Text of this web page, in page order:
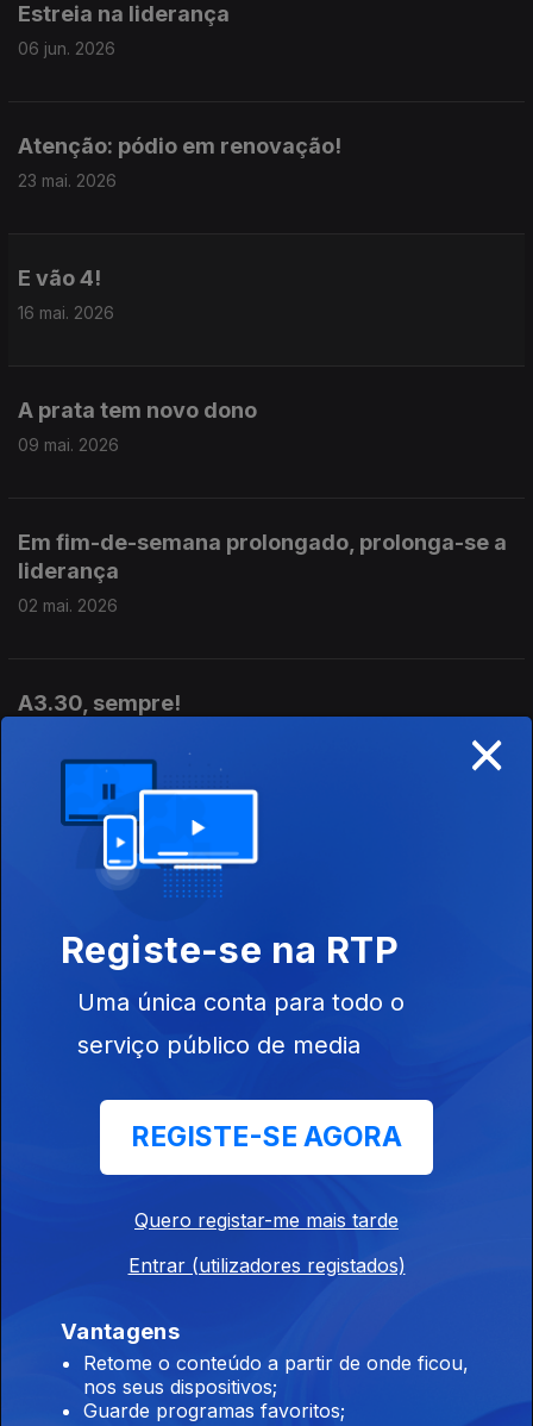
Estreia na liderança
06 jun. 2026
Atenção: pódio em renovação!
23 mai. 2026
E vão 4!
16 mai. 2026
A prata tem novo dono
09 mai. 2026
Em fim-de-semana prolongado, prolonga-se a
liderança
02 mai. 2026
A3.30, sempre!
Um programa que mais parece Agosto nas
fronteiras
O baile continua a ser rei do top?
O caminho para o baile é dourado
Revolução antecipada
Uma contagem demoníaca!
×
Registe-se na RTP
Uma única conta para todo o
serviço público de media
REGISTE-SE AGORA
Quero registar-me mais tarde
Entrar (utilizadores registados)
Vantagens
Retome o conteúdo a partir de onde ficou,
nos seus dispositivos;
Guarde programas favoritos;